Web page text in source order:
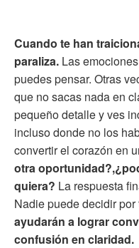
Cuando te han
paraliza. Las
puedes pensar. Otras
que no sacas nada en
pequeño detalle y ves
incluso donde no los
convertir el corazón en
otra
quiera? La respuesta
Nadie puede decidir por
ayudarán a lograr
confusión en claridad.